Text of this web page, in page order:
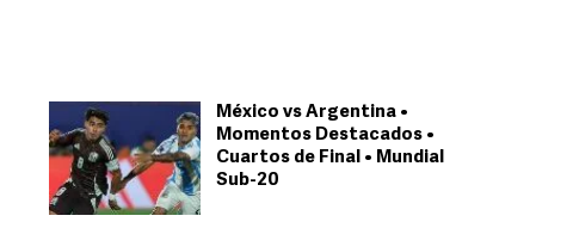
México vs Argentina •
Momentos Destacados •
Cuartos de Final • Mundial
Sub-20